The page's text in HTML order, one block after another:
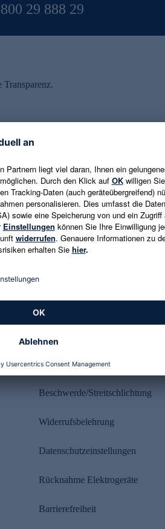
29 888 29
in
E-Mail-Adresse eingeben
Es gelten die Datenschutzrichtlinien
Rechtliches
Beschwerde/Streitschlichtung
Widerrufsbelehrung
Datenschutzeinstellungen
Rücknahme Elektrogeräte
Barrierefreiheit